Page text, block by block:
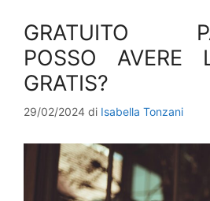
GRATUITO
POSSO AVERE
GRATIS?
29/02/2024 di Isabella Tonzani